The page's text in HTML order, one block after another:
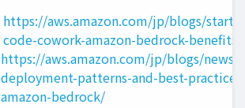
https://aws.amazon.com/jp/blogs/
code-cowork-amazon-bedrock-benefits/
https://aws.amazon.com/jp/blogs/news/
deployment-patterns-and-best-
amazon-bedrock/